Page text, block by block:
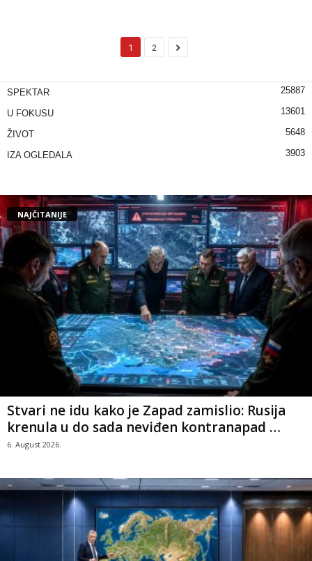
1 2
SPEKTAR 25887
U FOKUSU 13601
ŽIVOT 5648
IZA OGLEDALA 3903
NAJČITANIJE
Stvari ne idu kako je Zapad zamislio: Rusija
krenula u do sada neviđen kontranapad …
6. August 2026.